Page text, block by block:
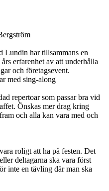
Lundin har tillsammans en
erfarenhet av att underhålla
och företagsevent.
med sing-along
repertoar som passar bra vid
Önskas mer drag kring
och alla kan vara med och
roligt att ha på festen. Det
deltagarna ska vara först
inte en tävling där man ska